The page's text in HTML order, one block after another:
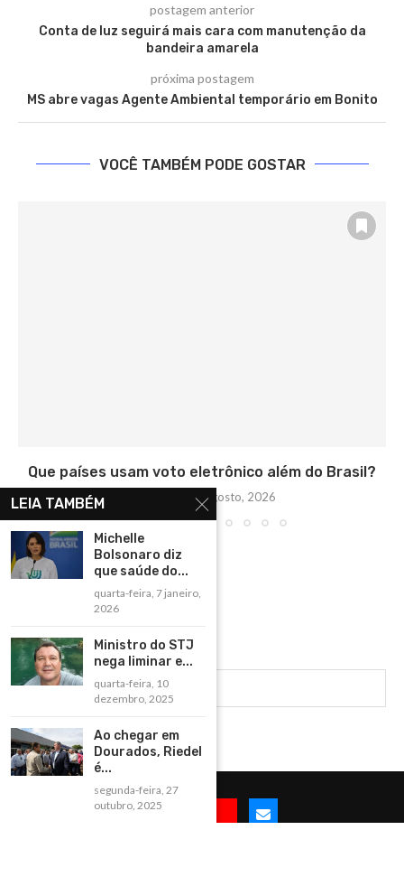
postagem anterior
Conta de luz seguirá mais cara com manutenção da
bandeira amarela
próxima postagem
MS abre vagas Agente Ambiental temporário em Bonito
VOCÊ TAMBÉM PODE GOSTAR
Que países usam voto eletrônico além do Brasil?
quinta-feira, 6 agosto, 2026
LEIA TAMBÉM
Michelle
Bolsonaro diz
que saúde do...
quarta-feira, 7 janeiro,
2026
Ministro do STJ
nega liminar e...
quarta-feira, 10
dezembro, 2025
Ao chegar em
Dourados, Riedel
é...
segunda-feira, 27
outubro, 2025